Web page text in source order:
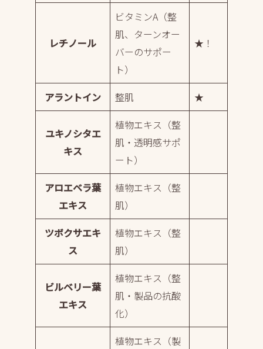
レチノール
ビタミンA（整
肌、ターンオー
バーのサポー
ト）
★！
アラントイン 整肌 ★
ユキノシタエ
キス
植物エキス（整
肌・透明感サポ
ート）
アロエベラ葉
エキス
植物エキス（整
肌）
ツボクサエキ
ス
植物エキス（整
肌）
ビルベリー葉
エキス
植物エキス（整
肌・製品の抗酸
化）
植物エキス（製